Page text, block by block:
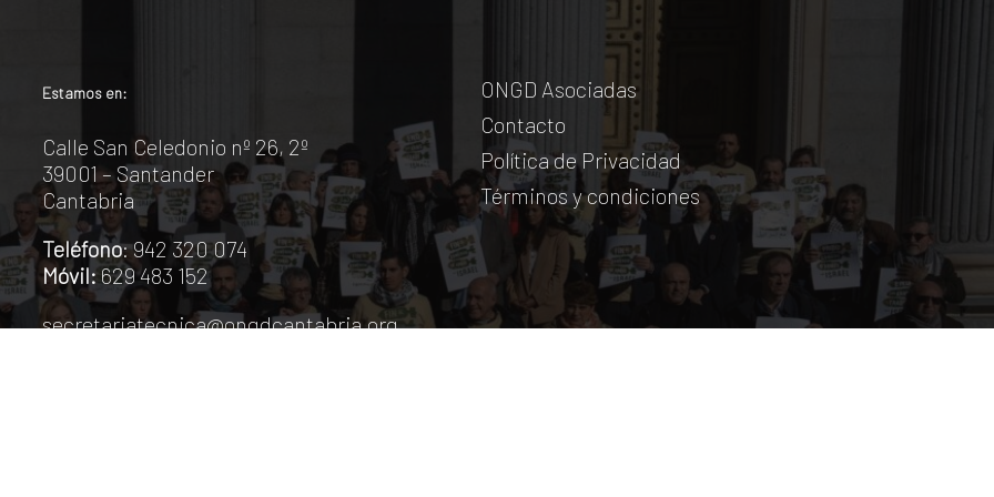
Estamos en:
Calle San Celedonio nº 26, 2º
39001 – Santander
Cantabria
Teléfono: 942 320 074
Móvil:629 483 152
secretariatecnica@ongdcantabria.org
ONGD Asociadas
Contacto
Política de Privacidad
Términos y condiciones